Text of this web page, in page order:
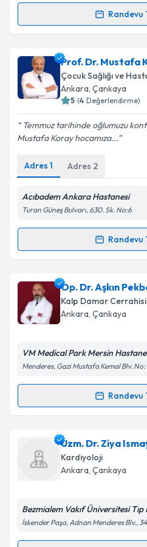
kapsamda işlenmesini
Randevu
Randevu Takvimi
Prof. Dr. Sadi Türkayiçin
oluşturun. Size bu
takvim hazırlandığında e-
Kişisel verilerimin
Metni'ni okudum ve
kapsamda işlenmesini
Takvim
Prof. Dr. Mustafa
Çocuk Sağlığı ve
Ankara, Çankaya
5 (4 Değerlendirme)
Temmuz tarihinde oğlumuzu
Mustafa Koray hocamıza...
Adres 1 Adres 2
Acıbadem Ankara Hastanesi
Turan Güneş Bulvarı, 630. Sk. No:6
Randevu
Randevu Takvimi
Prof. Dr. Mustafa Koray
talebi oluşturun. Size bu
için bir takvim
bilgilendireceğiz.
Kişisel verilerimin
kapsamda işlenmesini
Takvim
Op. Dr. Aşkın
Kalp Damar Cerrahisi
Ankara, Çankaya
VM Medical Park Mersin
Menderes, Gazi Mustafa Kemal Blv.
Randevu
Randevu Takvimi
Op. Dr. Aşkın Pekbayiçin
oluşturun. Size bu
takvim hazırlandığında e-
Uzm. Dr. Ziya
Kardiyoloji
Ankara, Çankaya
Bezmialem Vakıf Üniversitesi Tıp
İskender Paşa, Adnan Menderes Blv.,